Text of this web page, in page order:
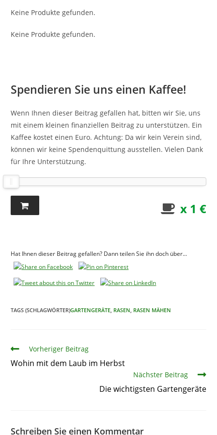
Keine Produkte gefunden.
Keine Produkte gefunden.
Spendieren Sie uns einen Kaffee!
Wenn Ihnen dieser Beitrag gefallen hat, bitten wir Sie, uns
mit einem kleinen finanziellen Beitrag zu unterstützen. Ein
Kaffee kostet einen Euro. Achtung: Da wir kein Verein sind,
können wir keine Spendenquittung ausstellen. Vielen Dank
für Ihre Unterstützung.
x 1 €
Hat Ihnen dieser Beitrag gefallen? Dann teilen Sie ihn doch über...
TAGS (SCHLAGWÖRTER)GARTENGERÄTE, RASEN, RASEN MÄHEN
ArtikelVorheriger Beitrag
Wohin mit dem Laub im Herbst
Nächster Beitrag
Die wichtigsten Gartengeräte
Schreiben Sie einen Kommentar